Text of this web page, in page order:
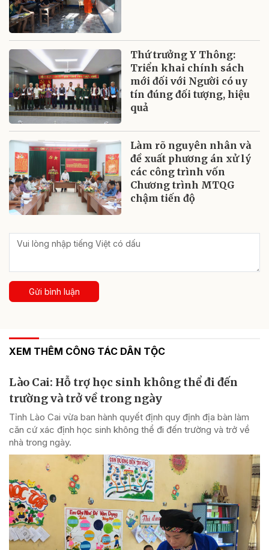
Thứ trưởng Y Thông:
Triển khai chính sách
mới đối với Người có uy
tín đúng đối tượng, hiệu
quả
Làm rõ nguyên nhân và
đề xuất phương án xử lý
các công trình vốn
Chương trình MTQG
chậm tiến độ
Gửi bình luận
XEM THÊM CÔNG TÁC DÂN TỘC
Lào Cai: Hỗ trợ học sinh không thể đi đến
trường và trở về trong ngày
Tỉnh Lào Cai vừa ban hành quyết định quy định địa bàn làm
căn cứ xác định học sinh không thể đi đến trường và trở về
nhà trong ngày.